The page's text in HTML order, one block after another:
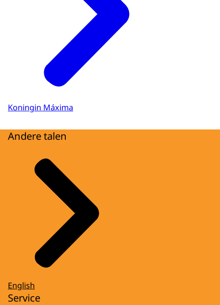
Koningin Máxima
Andere talen
English
Service